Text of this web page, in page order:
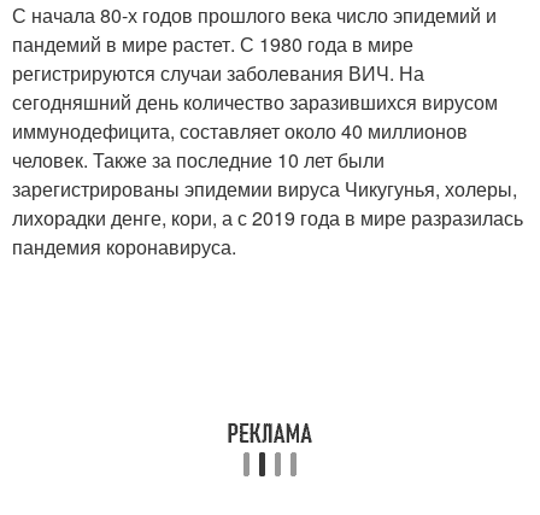
С начала 80-х годов прошлого века число эпидемий и
пандемий в мире растет. С 1980 года в мире
регистрируются случаи заболевания ВИЧ. На
сегодняшний день количество заразившихся вирусом
иммунодефицита, составляет около 40 миллионов
человек. Также за последние 10 лет были
зарегистрированы эпидемии вируса Чикугунья, холеры,
лихорадки денге, кори, а с 2019 года в мире разразилась
пандемия коронавируса.